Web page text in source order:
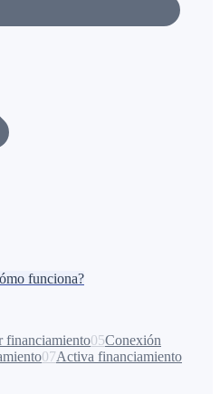
funciona?
financiamiento05Conexión
07Activa financiamiento